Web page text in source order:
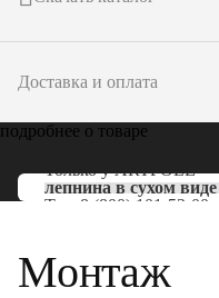
Доставка и оплата
подробнее о товаре
Только уARTPOLE
лепнина в сухом виде
Тел: 8 (800) 101-53-00
Монтаж